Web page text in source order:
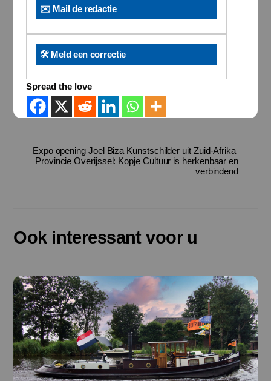
✉️ Mail de redactie
🛠️ Meld een correctie
Spread the love
Expo opening Joel Biza Kunstschilder uit Zuid-Afrika
Provincie Overijssel: Kopje Cultuur is herkenbaar en
verbindend
Ook interessant voor u